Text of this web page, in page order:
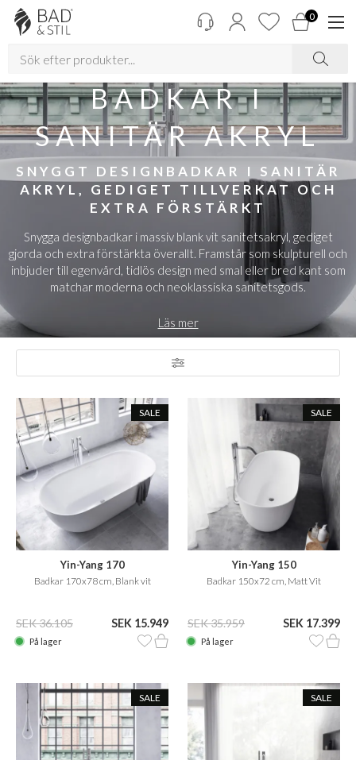
0
BADKAR I
SANITÄR AKRYL
SNYGGT DESIGNBADKAR I SANITÄR
AKRYL, GEDIGET TILLVERKAT OCH
EXTRA FÖRSTÄRKT
Snygga designbadkar i massiv blank vit sanitetsakryl, gediget
gjorda och extra förstärkta överallt. Framstår som skulpturell och
inbjuder till egenvård, tidlös design med smal eller bred kant som
matchar moderna och neoklassiska sanitetsgods.
Läs mer
SALE
Yin-Yang 170
Badkar 170x78 cm, Blank vit
SEK 36.105 SEK 15.949
På lager
SALE
Yin-Yang 150
Badkar 150x72 cm, Matt Vit
SEK 35.959 SEK 17.399
På lager
SALE SALE